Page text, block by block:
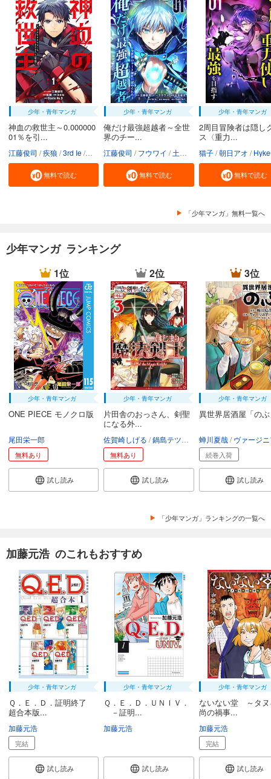
試し読み
あらすじを表示する
Ｑ．Ｅ．Ｄ．―証明終了―（３２）
594円 (税込)
完結
カート
試し読み
あらすじを表示する
Ｑ．Ｅ．Ｄ．―証明終了―（３３）
594円 (税込)
カート
試し読み
Ｑ．Ｅ．Ｄ．―証明終了―（３４）
完結
試し読み
あらすじを表示する
Ｑ．Ｅ．Ｄ．―証明終了―（３５）
594円 (税込)
完結
カート
試し読み
あらすじを表示する
Ｑ．Ｅ．Ｄ．―証明終了―（３６）
594 円 (税込)
カート
試し読み
あらすじを表示する
Ｑ．Ｅ．Ｄ．―証明終了―（３７）
594円 (税込)
完結
カート
試し読み
あらすじを表示する
Ｑ．Ｅ．Ｄ．―証明終了―（３９）
594円 (税込)
完結
カート
試し読み
あらすじを表示する
594円 (税込)
完結
カート
少年・青年マンガ
神血の救世主～0.000000
01％を引...
江藤俊司 疾狼 3rd Ie Studio No.9
無料で読む
少年・青年マンガ
俺だけ最強超越者～全世
界のチー...
江藤俊司 フウワイ 土田健太 3rd Ie maruco
無料で読む
少年・青年マンガ
2周目冒険者は隠し
ス〈重力...
猫子 朝日アオ
無料で読む
「少年マンガ」無料一覧へ
少年マンガ ランキング
1位
少年・青年マンガ
ONE PIECE モノクロ版
尾田栄一郎
無料あり
試し読み
2位
少年・青年マンガ
片田舎のおっさん、剣聖
になる外...
佐賀崎しげる 鍋島テツヒロ 空路恵 渡辺樹
無料あり
試し読み
3位
少年・青年マンガ
異世界居酒屋「の
蝉川夏哉 ヴァージニア二
続巻入荷
試し読み
「少年マンガ」ランキングの一覧へ
加藤元浩 のこれもおすすめ
少年・青年マンガ
Ｑ．Ｅ．Ｄ．証明終了
超合本版...
加藤元浩
完結
試し読み
少年・青年マンガ
Ｑ．Ｅ．Ｄ．ＵＮＩＶ．
－証明...
加藤元浩
試し読み
少年・青年マンガ
ないない堂 ～タヌ
尚の禍事...
加藤元浩
完結
試し読み